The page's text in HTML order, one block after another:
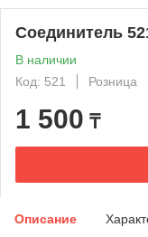
Соединитель
В наличии
Код: 521
Розница
1 500 ₸
Описание